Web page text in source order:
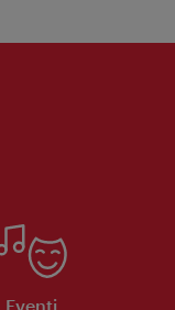
Eventi